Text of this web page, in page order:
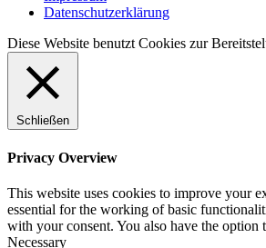
Datenschutzerklärung
Diese Website benutzt Cookies zur
Schließen
Privacy Overview
This website uses cookies to improve your
essential for the working of basic
with your consent. You also have the
Necessary